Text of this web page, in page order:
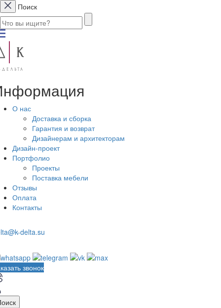
Поиск
О нас
Доставка и сборка
Гарантия и возврат
Дизайнерам и архитекторам
Дизайн-проект
Портфолио
Проекты
Поставка мебели
Отзывы
Оплата
Контакты
delta.su
звонок